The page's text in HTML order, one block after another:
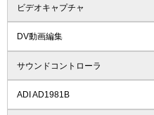
ビデオキャプチャ
DV動画編集
サウンドコントローラ
ADI AD1981B